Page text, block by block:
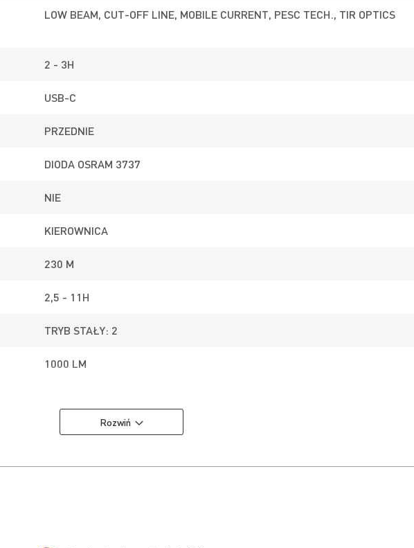
LOW BEAM, CUT-OFF LINE, MOBILE CURRENT, PESC TECH., TIR OPTICS
2 - 3H
USB-C
PRZEDNIE
DIODA OSRAM 3737
NIE
KIEROWNICA
230 M
2,5 - 11H
TRYB STAŁY: 2
1000 LM
48297521100
Rozwiń